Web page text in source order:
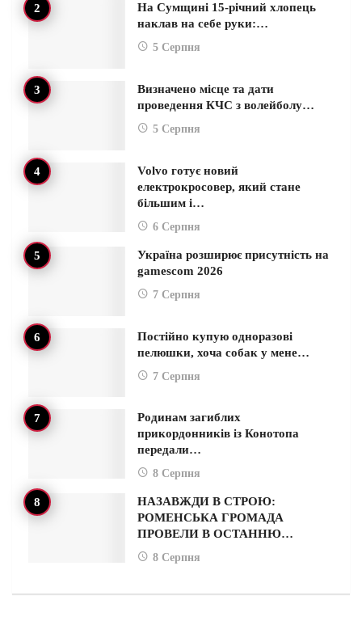
На Сумщині 15-річний хлопець
наклав на себе руки:…
5 Серпня
Визначено місце та дати
проведення КЧС з волейболу…
5 Серпня
Volvo готує новий
електрокросовер, який стане
більшим і…
6 Серпня
Україна розширює присутність на
gamescom 2026
7 Серпня
Постійно купую одноразові
пелюшки, хоча собак у мене…
7 Серпня
Родинам загиблих
прикордонників із Конотопа
передали…
8 Серпня
НАЗАВЖДИ В СТРОЮ:
РОМЕНСЬКА ГРОМАДА
ПРОВЕЛИ В ОСТАННЮ…
8 Серпня